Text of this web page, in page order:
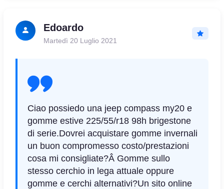
Edoardo
Martedì 20 Luglio 2021
Ciao possiedo una jeep compass my20 e
gomme estive 225/55/r18 98h brigestone
di serie.Dovrei acquistare gomme invernali
un buon compromesso costo/prestazioni
cosa mi consigliate?Â Gomme sullo
stesso cerchio in lega attuale oppure
gomme e cerchi alternativi?Un sito online